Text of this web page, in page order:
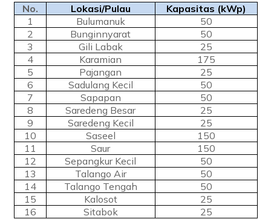
No. Lokasi/Pulau
Kapasitas (kWp)
1
Bulumanuk
50
2
Bunginnyarat
50
3
Gili Labak
25
4
Karamian
175
5
Pajangan
25
6
Sadulang Kecil
50
7
Sapapan
50
8
Saredeng Besar
25
9
Saredeng Kecil
25
10
Saseel
150
11
Saur
150
12
Sepangkur Kecil
50
13
Talango Air
50
14
Talango Tengah
50
15
Kalosot
25
16
Sitabok 25